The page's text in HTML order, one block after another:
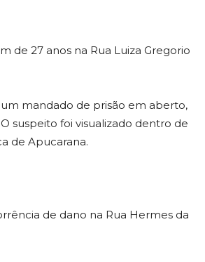
de 27 anos na Rua Luiza Gregorio
mandado de prisão em aberto,
suspeito foi visualizado dentro de
de Apucarana.
de dano na Rua Hermes da